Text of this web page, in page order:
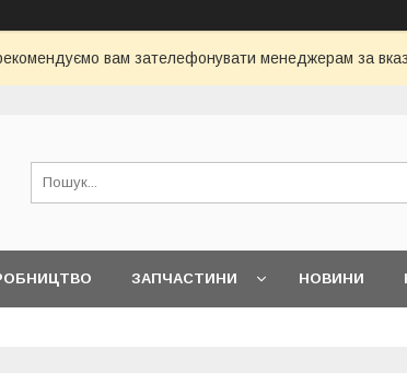
вам зателефонувати менеджерам за
ЗАПЧАСТИНИ НОВИНИ